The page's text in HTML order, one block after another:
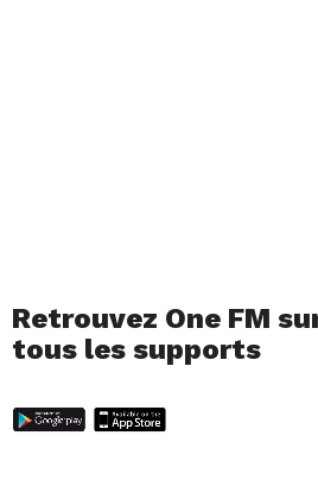
Retrouvez One FM
tous les supports